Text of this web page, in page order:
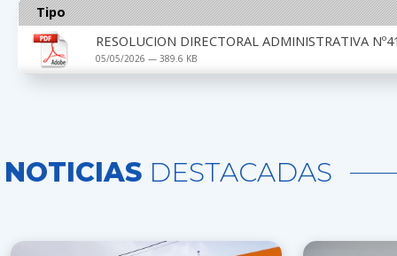
Tipo
RESOLUCION DIRECTORAL ADMINISTRATIVA
05/05/2026 — 389.6 KB
NOTICIAS DESTACADAS